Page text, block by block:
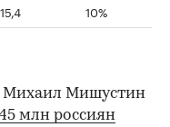
10%
Михаил Мишустин
млн россиян